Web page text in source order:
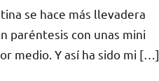
se hace más llevadera
paréntesis con unas mini
medio. Y así ha sido mi […]